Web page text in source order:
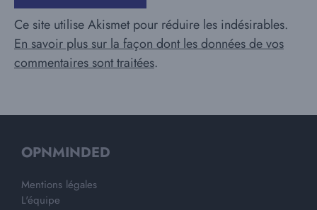
Ce site utilise Akismet pour réduire les indésirables.
En savoir plus sur la façon dont les données de vos
commentaires sont traitées.
OPNMINDED
Mentions légales
L'équipe